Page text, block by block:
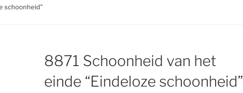
schoonheid”
8871 Schoonheid van het
einde “Eindeloze schoonheid”